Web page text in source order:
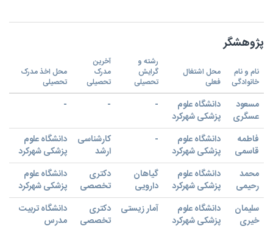
پژوهشگر
نام و نام
خانوادگی
محل اشتغال
فعلی
رشته و
گرایش
تحصیلی
آخرین
مدرک
تحصیلی
محل اخذ مدرک
تحصیلی
مسعود
عسگری
دانشگاه علوم
پزشکی شهرکرد
-
-
-
فاطمه
قاسمی
دانشگاه علوم
پزشکی شهرکرد
-
کارشناسی
ارشد
دانشگاه علوم
پزشکی شهرکرد
محمد
رحیمی
دانشگاه علوم
پزشکی شهرکرد
گیاهان
دارویی
دکتری
تخصصی
دانشگاه علوم
پزشکی شهرکرد
سلیمان
خیری
دانشگاه علوم
پزشکی شهرکرد
آمار زیستی
دکتری
تخصصی
دانشگاه تربیت
مدرس